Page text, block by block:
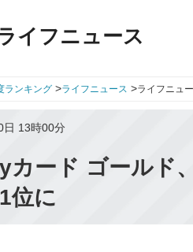
イフニュース
ランキング >ライフニュース >ライフニュ
日 13時00分
カード ゴールド
位に